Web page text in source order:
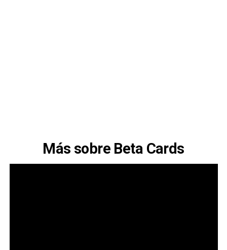
Más sobre Beta Cards